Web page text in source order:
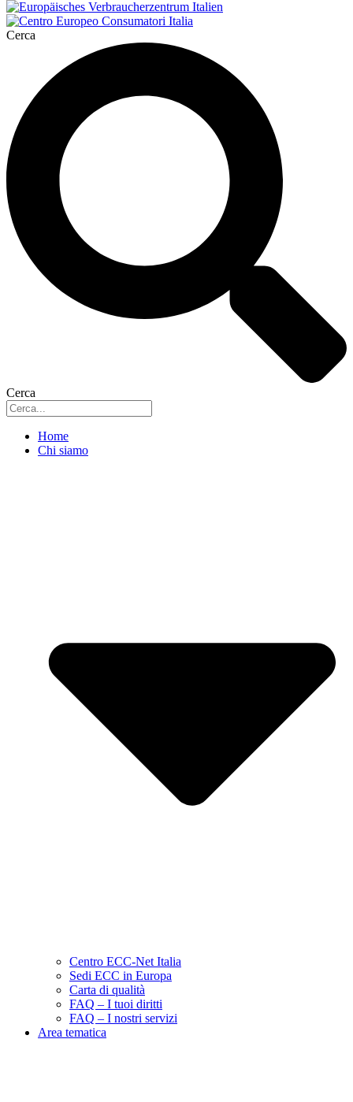
Cerca
Cerca
Home
Chi siamo
Centro ECC-Net Italia
Sedi ECC in Europa
Carta di qualità
FAQ – I tuoi diritti
FAQ – I nostri servizi
Area tematica